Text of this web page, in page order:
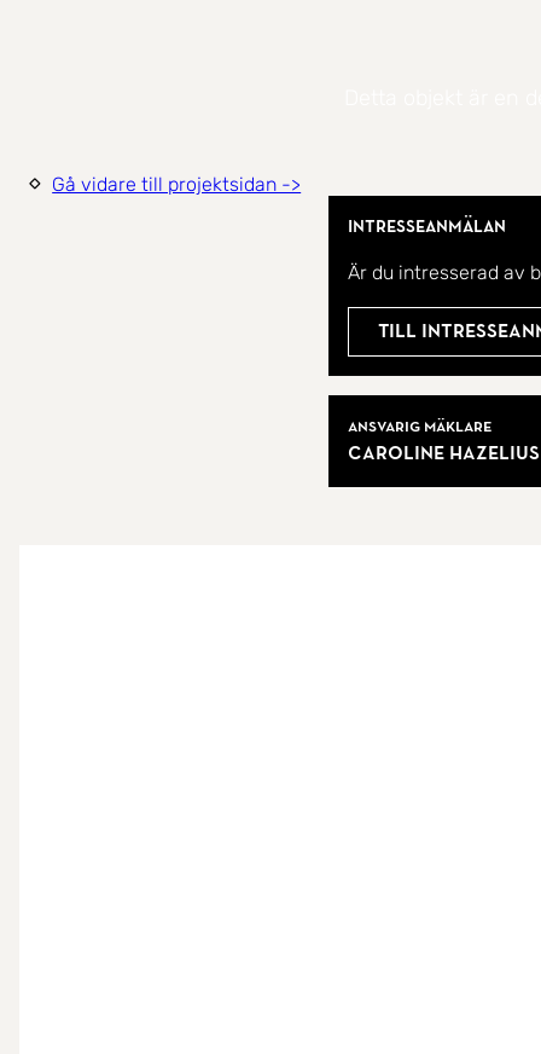
Gå vidare till projektsidan ->
Intresseanmälan
Är du intresserad av
Till
Ansvarig mäklare
Caroline Hazelius